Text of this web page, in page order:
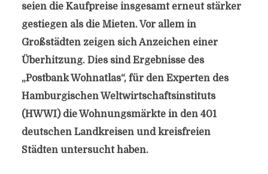
seien die Kaufpreise insgesamt erneut stärker
gestiegen als die Mieten. Vor allem in
Großstädten zeigen sich Anzeichen einer
Überhitzung. Dies sind Ergebnisse des
„Postbank Wohnatlas“, für den Experten des
Hamburgischen Weltwirtschaftsinstituts
(HWWI) die Wohnungsmärkte in den 401
deutschen Landkreisen und kreisfreien
Städten untersucht haben.